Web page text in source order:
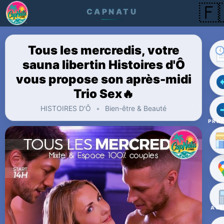
CAPNATU
Tous les mercredis, votre
sauna libertin Histoires d'Ô
vous propose son après-midi
Trio Sex🔥
HISTOIRES D'Ô • Bien-être & Beauté